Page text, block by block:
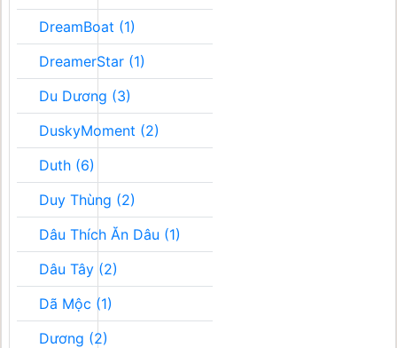
DreamBoat (1)
DreamerStar (1)
Du Dương (3)
DuskyMoment (2)
Duth (6)
Duy Thùng (2)
Dâu Thích Ăn Dâu (1)
Dâu Tây (2)
Dã Mộc (1)
Dương (2)